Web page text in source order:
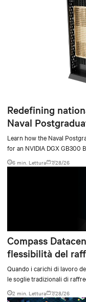
Redefining
Naval
deployment
Learn how the Naval
for an NVIDIA DGX GB300
facility, creating a
environments.
6 min. Lettura 7/28/26
Compass
flessibilità del
Quando i carichi di lavoro
le soglie tradizionali di
una lacuna tecnica critica
collaborato con Vertiv in
2 min. Lettura 7/28/26